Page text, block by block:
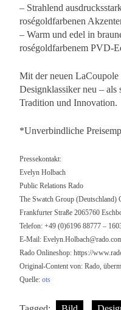
– Strahlend
roségoldfarbenen
– Warm und edel in
roségoldfarbenem PVD-
Mit der neuen LaCoupole
Designklassiker neu – als
Tradition und Innovation.
*Unverbindliche
Pressekontakt:
Evelyn Holbach
Public Relations Rado
The Swatch Group (Deutschland)
Frankfurter Straße 2065760
Telefon: +49 (0)6196 88777 –
E-Mail:
Rado Onlineshop: https://
Original-Content von: Rado,
Quelle: ots